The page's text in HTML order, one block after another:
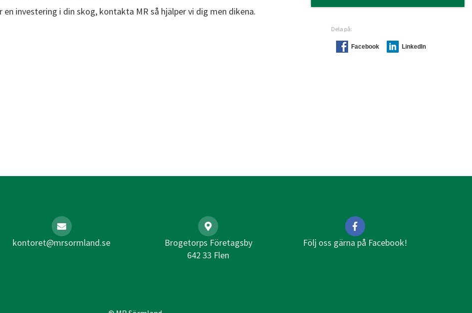
en investering i din skog, kontakta MR så hjälper vi dig men dikena.
Dela på:
Facebook LinkedIn
kontoret@mrsormland.se
Brogetorps Företagsby
642 33 Flen
Följ oss gärna på Facebook!